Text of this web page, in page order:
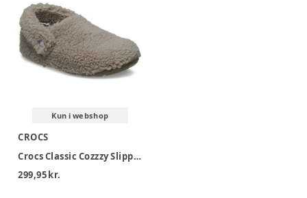
Kun i webshop
CROCS
Crocs Classic Cozzzy Slipper K - Mushroom
299,95 kr.